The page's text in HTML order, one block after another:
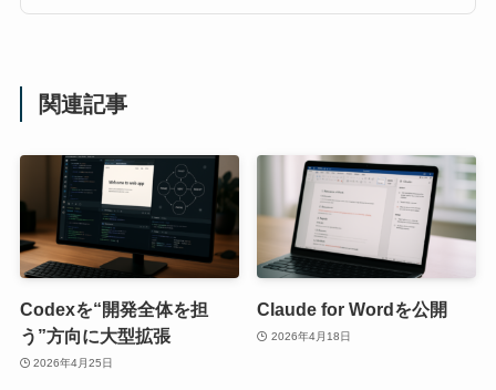
関連記事
Codexを“開発全体を担
う”方向に大型拡張
2026年4月25日
Claude for Wordを公開
2026年4月18日